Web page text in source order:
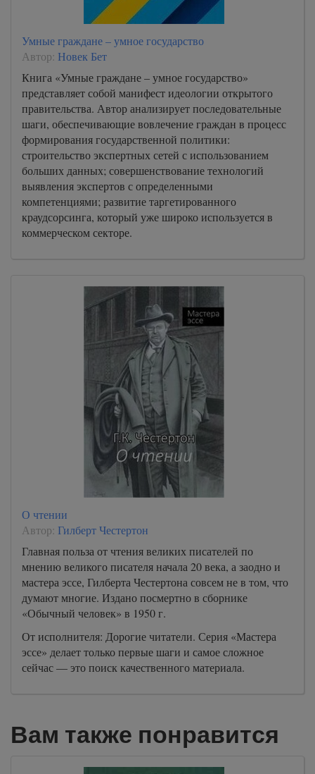
Умные граждане – умное государство
Автор: Новек Бет
Книга «Умные граждане – умное государство»
представляет собой манифест идеологии открытого
правительства. Автор анализирует последовательные
шаги, обеспечивающие вовлечение граждан в процесс
формирования государственной политики:
строительство экспертных сетей с использованием
больших данных; совершенствование технологий
выявления экспертов с определенными
компетенциями; развитие таргетированного
краудсорсинга, который уже широко используется в
коммерческом секторе.
О чтении
Автор: Гилберт Честертон
Главная польза от чтения великих писателей по
мнению великого писателя начала 20 века, а заодно и
мастера эссе, Гилберта Честертона совсем не в том, что
думают многие. Издано посмертно в сборнике
«Обычный человек» в 1950 г.
От исполнителя: Дорогие читатели. Серия «Мастера
эссе» делает только первые шаги и самое сложное
сейчас — это поиск качественного материала.
Вам также понравится